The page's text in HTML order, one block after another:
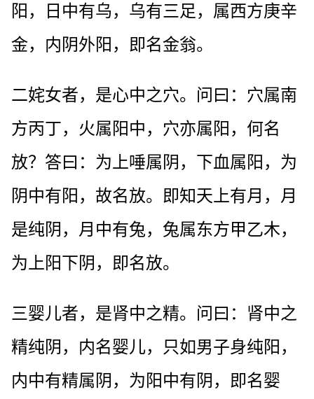
阳，日中有乌，乌有三足，属西方庚辛
金，内阴外阳，即名金翁。
二姹女者，是心中之穴。问曰：穴属南
方丙丁，火属阳中，穴亦属阳，何名
放？答曰：为上唾属阴，下血属阳，为
阴中有阳，故名放。即知天上有月，月
是纯阴，月中有兔，兔属东方甲乙木，
为上阳下阴，即名放。
三婴儿者，是肾中之精。问曰：肾中之
精纯阴，内名婴儿，只如男子身纯阳，
内中有精属阴，为阳中有阴，即名婴